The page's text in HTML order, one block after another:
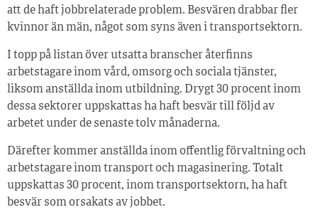
att de haft jobbrelaterade problem. Besvären drabbar fler
kvinnor än män, något som syns även i transportsektorn.
I topp på listan över utsatta branscher återfinns
arbetstagare inom vård, omsorg och sociala tjänster,
liksom anställda inom utbildning. Drygt 30 procent inom
dessa sektorer uppskattas ha haft besvär till följd av
arbetet under de senaste tolv månaderna.
Därefter kommer anställda inom offentlig förvaltning och
arbetstagare inom transport och magasinering. Totalt
uppskattas 30 procent, inom transportsektorn, ha haft
besvär som orsakats av jobbet.